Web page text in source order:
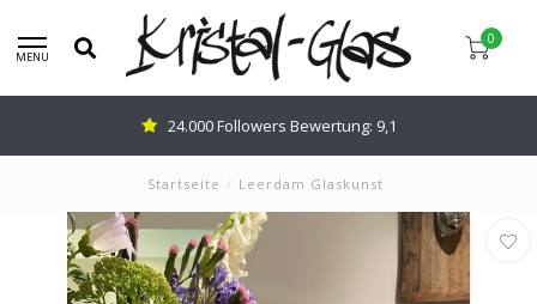
MENU
0
24.000 Followers Bewertung: 9,1
Startseite / Leerdam Glaskunst